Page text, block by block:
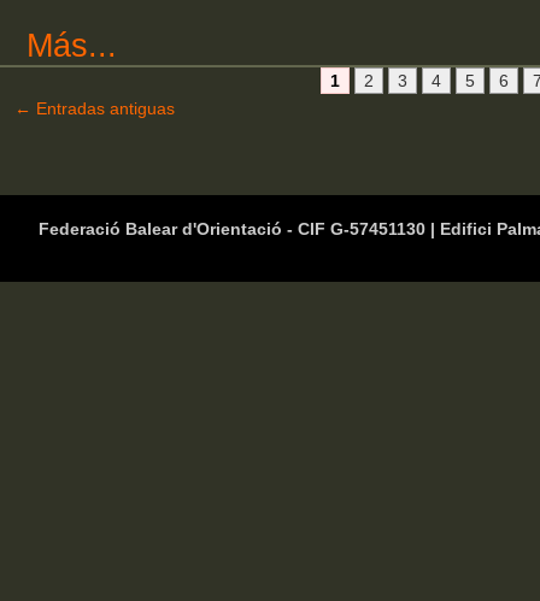
Más...
1 2 3 4 5 6
← Entradas antiguas
Federació Balear d'Orientació - CIF G-57451130 | Edifici